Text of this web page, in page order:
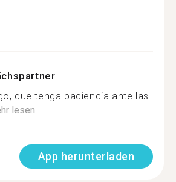
que tenga paciencia ante las
lesen
App herunterladen